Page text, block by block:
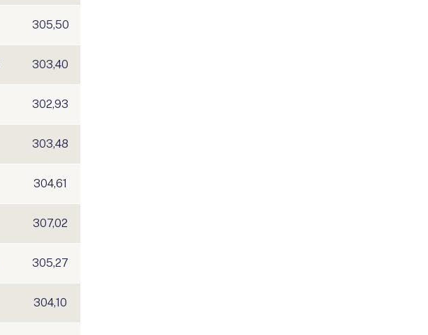
305,50
303,40
302,93
303,48
304,61
307,02
305,27
304,10